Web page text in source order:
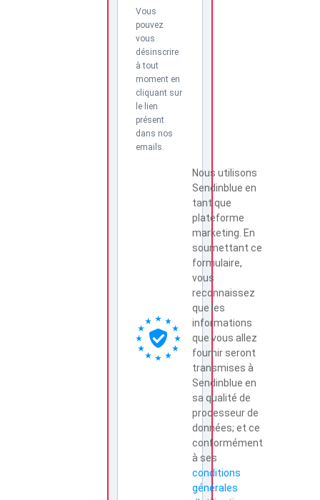
Vous
pouvez
vous
désinscrire
à tout
moment en
cliquant sur
le lien
présent
dans nos
emails.
Nous utilisons
Sendinblue en
tant que
plateforme
marketing. En
soumettant ce
formulaire,
vous
reconnaissez
que les
informations
que vous allez
fournir seront
transmises à
Sendinblue en
sa qualité de
processeur de
données; et ce
conformément
à ses
conditions
générales